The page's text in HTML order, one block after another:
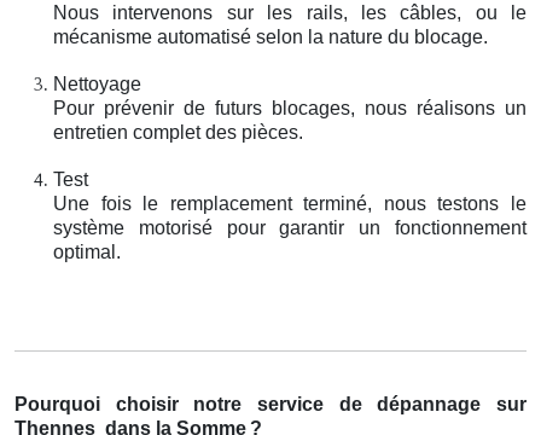
Nous intervenons sur les rails, les câbles, ou le
mécanisme automatisé selon la nature du blocage.
Nettoyage
Pour prévenir de futurs blocages, nous réalisons un
entretien complet des pièces.
Test
Une fois le remplacement terminé, nous testons le
système motorisé pour garantir un fonctionnement
optimal.
Pourquoi choisir notre service de dépannage sur
Thennes dans la Somme ?